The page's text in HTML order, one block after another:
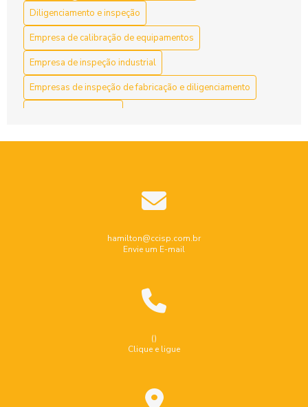
Diligenciamento e inspeção
Empresa de calibração de equipamentos
Empresa de inspeção industrial
Empresas de inspeção de fabricação e diligenciamento
Ensaio não destrutivo ultrassom
Inspeção de caldeiras
Inspeção de segurança em caldeiras
Inspeção de segurança em vasos de pressão
Inspeção de tubulação industrial
hamilton@ccisp.com.br
Envie um E-mail
()
Clique e ligue